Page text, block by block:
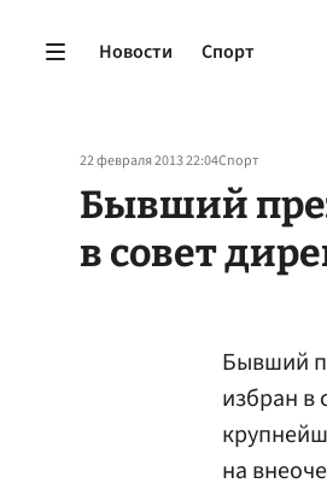
Новости Спорт
22 февраля 2013 22:04Спорт
Бывший
в совет
Бывший
избран в
на